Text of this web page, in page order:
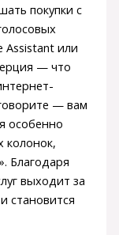
покупки с
Assistant или
— что
— вам
особенно
колонок,
Благодаря
выходит за
становится